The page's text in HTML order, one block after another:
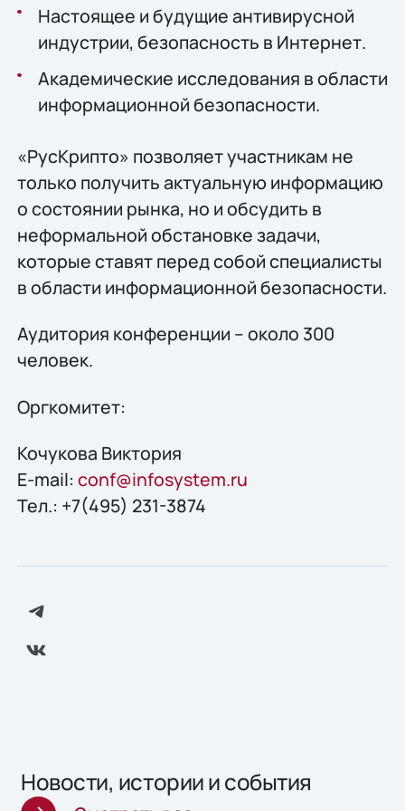
Настоящее и будущие антивирусной
индустрии, безопасность в Интернет.
Академические исследования в области
информационной безопасности.
«РусКрипто» позволяет участникам не
только получить актуальную информацию
о состоянии рынка, но и обсудить в
неформальной обстановке задачи,
которые ставят перед собой специалисты
в области информационной безопасности.
Аудитория конференции – около 300
человек.
Оргкомитет:
Кочукова Виктория
E-mail: conf@infosystem.ru
Тел.: +7(495) 231-3874
Новости, истории и события